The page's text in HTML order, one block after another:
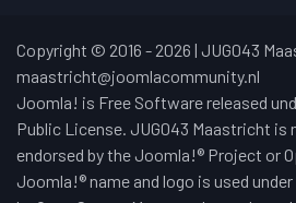
Copyright © 2016 - 2026 | JUG043
maastricht@joomlacommunity.nl
Joomla! is Free Software released
Public License. JUG043 Maastricht
endorsed by the Joomla!® Project or
Joomla!® name and logo is used